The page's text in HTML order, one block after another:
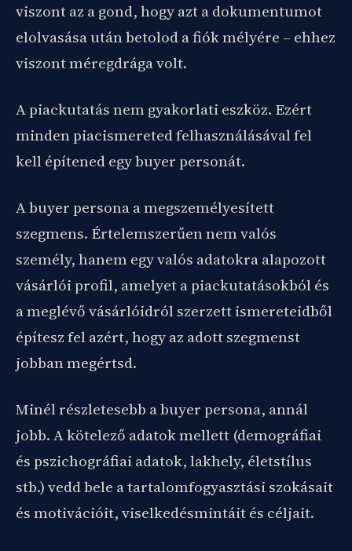
viszont az a gond, hogy azt a dokumentumot
elolvasása után betolod a fiók mélyére – ehhez
viszont méregdrága volt.
A piackutatás nem gyakorlati eszköz. Ezért
minden piacismereted felhasználásával fel
kell építened egy buyer personát.
A buyer persona a megszemélyesített
szegmens. Értelemszerűen nem valós
személy, hanem egy valós adatokra alapozott
vásárlói profil, amelyet a piackutatásokból és
a meglévő vásárlóidról szerzett ismereteidből
építesz fel azért, hogy az adott szegmenst
jobban megértsd.
Minél részletesebb a buyer persona, annál
jobb. A kötelező adatok mellett (demográfiai
és pszichográfiai adatok, lakhely, életstílus
stb.) vedd bele a tartalomfogyasztási szokásait
és motivációit, viselkedésmintáit és céljait.